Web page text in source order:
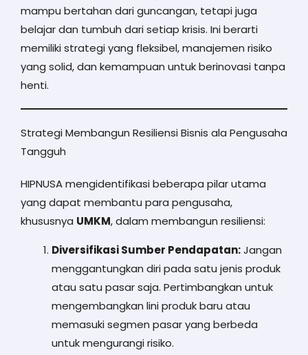
mampu bertahan dari guncangan, tetapi juga
belajar dan tumbuh dari setiap krisis. Ini berarti
memiliki strategi yang fleksibel, manajemen risiko
yang solid, dan kemampuan untuk berinovasi tanpa
henti.
Strategi Membangun Resiliensi Bisnis ala Pengusaha
Tangguh
HIPNUSA mengidentifikasi beberapa pilar utama
yang dapat membantu para pengusaha,
khususnya UMKM, dalam membangun resiliensi:
Diversifikasi Sumber Pendapatan:Jangan
menggantungkan diri pada satu jenis produk
atau satu pasar saja. Pertimbangkan untuk
mengembangkan lini produk baru atau
memasuki segmen pasar yang berbeda
untuk mengurangi risiko.